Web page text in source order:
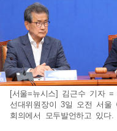
[서울=뉴시스] 김근수 기자
선대위원장이 3일 오전 서울
회의에서 모두발언하고 있다.